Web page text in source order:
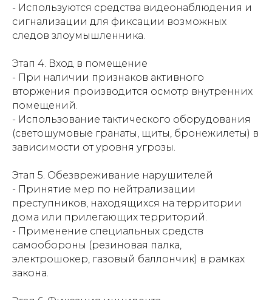
- Используются средства видеонаблюдения и
сигнализации для фиксации возможных
следов злоумышленника.
Этап 4. Вход в помещение
- При наличии признаков активного
вторжения производится осмотр внутренних
помещений.
- Использование тактического оборудования
(светошумовые гранаты, щиты, бронежилеты) в
зависимости от уровня угрозы.
Этап 5. Обезвреживание нарушителей
- Принятие мер по нейтрализации
преступников, находящихся на территории
дома или прилегающих территорий.
- Применение специальных средств
самообороны (резиновая палка,
электрошокер, газовый баллончик) в рамках
закона.